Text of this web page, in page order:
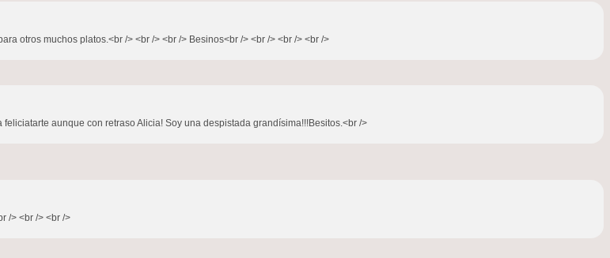
otros muchos platos.<br /> <br /> <br /> Besinos<br /> <br /> <br /> <br />
aunque con retraso Alicia! Soy una despistada grandísima!!!Besitos.<br />
/> <br /> <br />